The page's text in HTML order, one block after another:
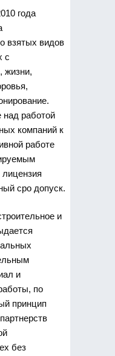
года
взятых видов
с
жизни,
над работой
компаний к
работе
лицензия
сро допуск.
и
и
по
принцип
без